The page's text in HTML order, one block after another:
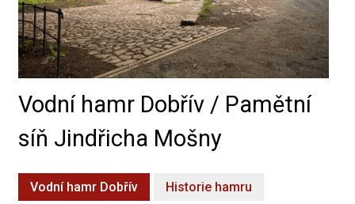
Vodní hamr Dobřív / Pamětní
síň Jindřicha Mošny
Vodní hamr Dobřív Historie hamru